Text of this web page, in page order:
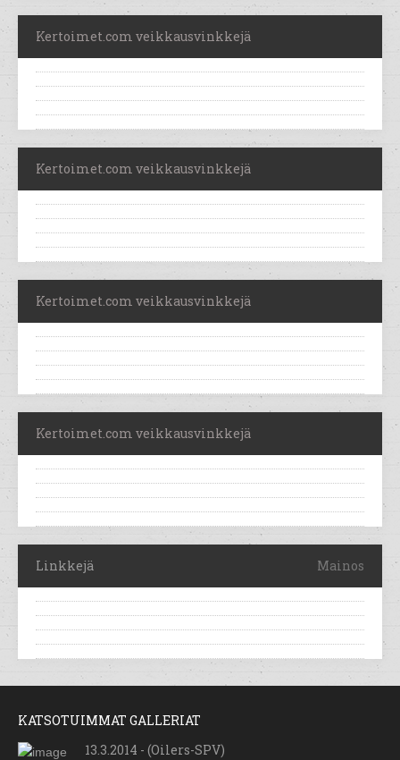
Kertoimet.com veikkausvinkkejä
Kertoimet.com veikkausvinkkejä
Kertoimet.com veikkausvinkkejä
Kertoimet.com veikkausvinkkejä
Linkkejä Mainos
KATSOTUIMMAT GALLERIAT
13.3.2014 - (Oilers-SPV)